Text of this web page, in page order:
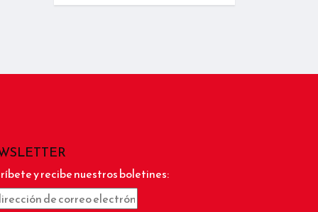
y recibe nuestros boletines: